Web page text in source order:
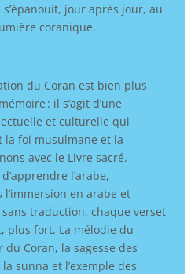
jour après jour, au
coranique.
du Coran est bien plus
: il s’agit d’une
et culturelle qui
foi musulmane et la
avec le Livre sacré.
l’arabe,
en arabe et
sans traduction, chaque verset
plus fort. La mélodie du
Coran, la sagesse des
sunna et l’exemple des